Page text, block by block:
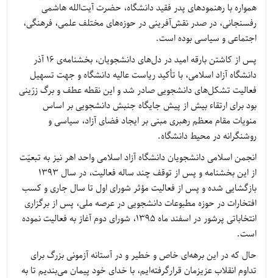
همواره با رهنمودهای پدر فقید دانشگاه، حضرت آیت‌الله هاشمی
رفسنجانی، در صدر نقش‌آفرینی در حوزه‌های مختلف علمی، فرهنگی،
اجتماعی و سیاسی بوده است.
پس از کاشتن بارقه امید در دل‌های دانشجویان، بخشنامه‌ی 16 آذر
دانشگاه آزاد اسلامی، با تأکید ریاست عالیه دانشگاه و جهت تسهیل
فعالیت تشکل‌های دانشجویی صادر شد و این نقطه عطف و برگ زرّینی
بود برای ارتقاء بیش از پیش جایگاه جنبش دانشجویی بر اساس
منویات مقام معظم رهبری مبنی بر ایجاد فضای آزاد، سیاسی و
روشنگرانه در محیط دانشگاه.
انجمن اسلامی دانشجویان دانشگاه آزاد اسلامی واحد اهر نیز به تبعیّت
از این بخشنامه و پس از توقف چند ساله فعالیت، در سال 1393
بازگشایی شده و پس از فعالیت مؤثر شورای اول تا سال جاری و کسب
افتخارات در حوزه مطبوعات دانشجویی در عرصه ملی، پس از برگزاری
انتخاباتی پرشور در اسفند ماه 1395، شورای دوم آغاز به فعالیت نموده
است.
حال که در این برهه‌ای خاص و خطیر و در آستانه آزمونی بزرگ برای
تداوم انقلاب عزیزمان قرارگرفته‌ایم، با خدای خود پیمان می‌بندیم تا به